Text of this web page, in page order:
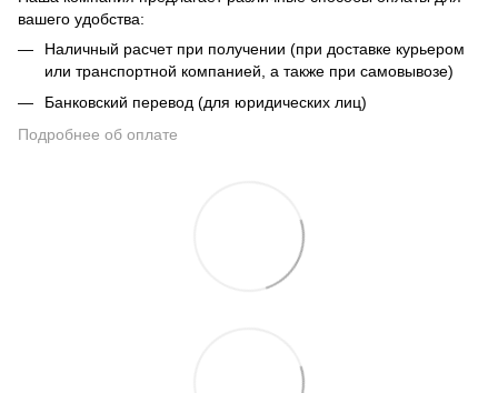
вашего удобства:
Наличный расчет при получении (при доставке курьером
или транспортной компанией, а также при самовывозе)
Банковский перевод (для юридических лиц)
Подробнее об оплате